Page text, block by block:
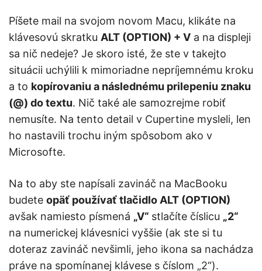
Píšete mail na svojom novom Macu, klikáte na
klávesovú skratku ALT (OPTION) + V a na displeji
sa nič nedeje? Je skoro isté, že ste v takejto
situácii uchýlili k mimoriadne nepríjemnému kroku
a to kopírovaniu a následnému prilepeniu znaku
(@) do textu. Nič také ale samozrejme robiť
nemusíte. Na tento detail v Cupertine mysleli, len
ho nastavili trochu iným spôsobom ako v
Microsofte.
Na to aby ste napísali zavináč na MacBooku
budete opäť používať tlačidlo ALT (OPTION)
avšak namiesto písmená „V“ stlačíte číslicu „2“
na numerickej klávesnici vyššie (ak ste si tu
doteraz zavináč nevšimli, jeho ikona sa nachádza
práve na spomínanej klávese s číslom „2“).